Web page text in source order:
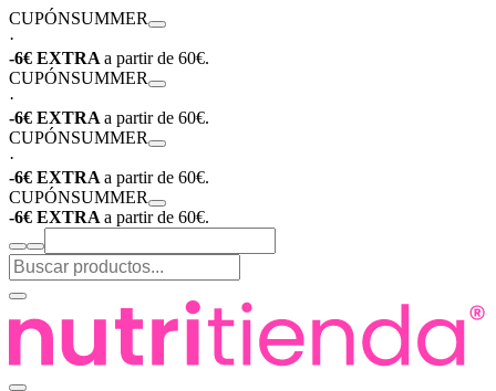
CUPÓNSUMMER
·
-6€ EXTRA a partir de 60€.
CUPÓNSUMMER
·
-6€ EXTRA a partir de 60€.
CUPÓNSUMMER
·
-6€ EXTRA a partir de 60€.
CUPÓNSUMMER
-6€ EXTRA a partir de 60€.